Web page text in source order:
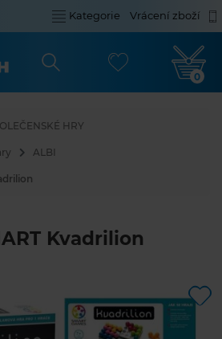
Kategorie Vrácení zboží
0
HRY
ALBI
Kvadrilion